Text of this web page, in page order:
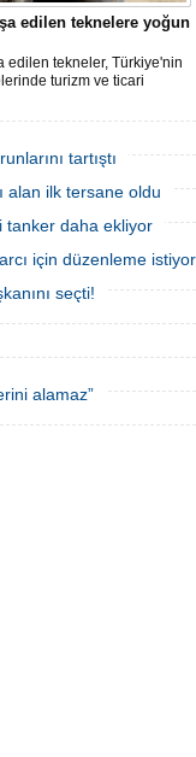
edilen teknelere yoğun
edilen tekneler, Türkiye'nin
turizm ve ticari
Müşterilerin
ve özelliklerine göre
teslim ediliyor.
tartıştı
alan ilk tersane oldu
tanker daha ekliyor
için düzenleme istiyor
seçti!
alamaz”
İnsansız cankurtaran
Denizcilik teknolojileri
cankurtaran sistemi